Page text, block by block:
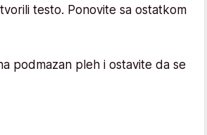
testo. Ponovite sa ostatkom
podmazan pleh i ostavite da se